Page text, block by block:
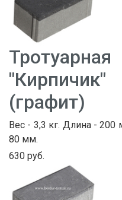
(графит)
Вес - 3,3 кг. Длина -
80 мм.
630 руб.